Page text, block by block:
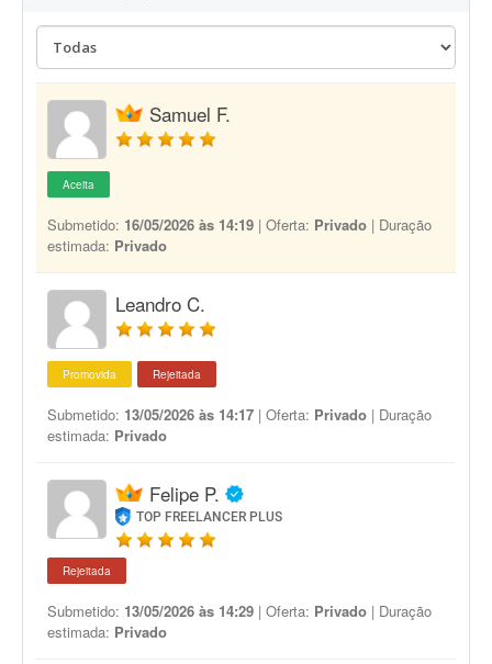
Samuel F.
Aceita
Submetido: 16/05/2026 às 14:19 | Oferta: Privado | Duração
estimada: Privado
Leandro C.
Promovida Rejeitada
Submetido: 13/05/2026 às 14:17 | Oferta: Privado | Duração
estimada: Privado
Felipe P.
TOP FREELANCER PLUS
Rejeitada
Submetido: 13/05/2026 às 14:29 | Oferta: Privado | Duração
estimada: Privado